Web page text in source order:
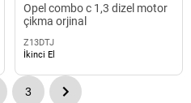
Opel combo c 1,3 dizel motor
çikma orjinal
Z13DTJ
İkinci El
3